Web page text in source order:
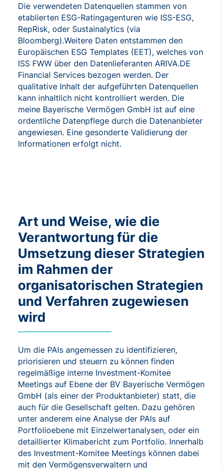
Die verwendeten Datenquellen stammen von
etablierten ESG-Ratingagenturen wie ISS-ESG,
RepRisk, oder Sustainalytics (via
Bloomberg).Weitere Daten entstammen den
Europäischen ESG Templates (EET), welches von
ISS FWW über den Datenlieferanten ARIVA.DE
Financial Services bezogen werden. Der
qualitative Inhalt der aufgeführten Datenquellen
kann inhaltlich nicht kontrolliert werden. Die
meine Bayerische Vermögen GmbH ist auf eine
ordentliche Datenpflege durch die Datenanbieter
angewiesen. Eine gesonderte Validierung der
Informationen erfolgt nicht.
Art und Weise, wie die
Verantwortung für die
Umsetzung dieser Strategien
im Rahmen der
organisatorischen Strategien
und Verfahren zugewiesen
wird
Um die PAIs angemessen zu identifizieren,
priorisieren und steuern zu können finden
regelmäßige interne Investment-Komitee
Meetings auf Ebene der BV Bayerische Vermögen
GmbH (als einer der Produktanbieter) statt, die
auch für die Gesellschaft gelten. Dazu gehören
unter anderem eine Analyse der PAIs auf
Portfolioebene mit Einzelwertanalysen, oder ein
detaillierter Klimabericht zum Portfolio. Innerhalb
des Investment-Komitee Meetings können dabei
mit den Vermögensverwaltern und